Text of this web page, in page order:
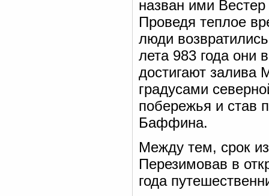
назван ими
Проведя теплое
люди
лета 983 года они
достигают залива
градусами
побережья и став
Баффина.
Между тем, срок
Перезимовав в
года